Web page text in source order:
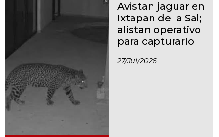
Avistan jaguar en
Ixtapan de la Sal;
alistan operativo
para capturarlo
27/jul/2026